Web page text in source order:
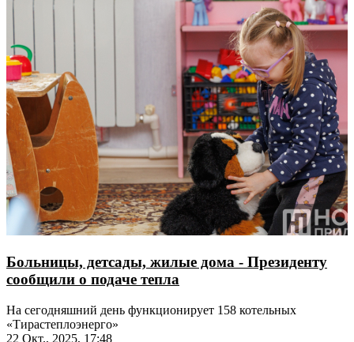
Больницы, детсады, жилые дома - Президенту
сообщили о подаче тепла
На сегодняшний день функционирует 158 котельных
«Тирастеплоэнерго»
22 Окт., 2025, 17:48